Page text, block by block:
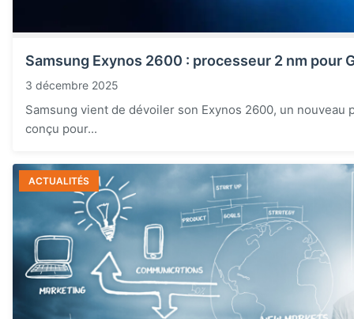
Samsung Exynos 2600 : processeur 2 nm pour
3 décembre 2025
Samsung vient de dévoiler son Exynos 2600, un nouveau
conçu pour...
ACTUALITÉS